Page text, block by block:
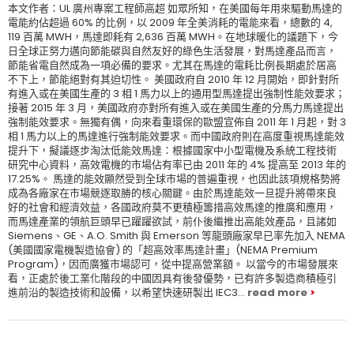
本文作者：UL 廣州專案工程師高超 如眾所知，在美國每年用來驅動馬達的
電能約佔超過 60% 的比例，以 2009 年全美消耗的電能來看，總數的 4,
119 百萬 MWH，馬達即耗有 2,636 百萬 MWH。在地球暖化的議題下，今
日全球正努力邁向節能碳與自然友好的綠色生活發展，對馬達產品而言，
節能省電自然成為一項必備的要求。尤其在馬達的電耗比例長期處於居高
不下上，節能絕對有其迫切性。 美國政府自 2010 年 12 月開始，即針對所
有進入或在美國生產的 3 相 1 馬力以上的通用型馬達提出強制性能效要求；
接著 2015 年 3 月，美國政府亦對所有進入或在美國生產的分馬力馬達提出
強制能效要求。無獨有偶，向來看重環保的歐盟宣佈自 2011 年 1 月起，對 3
相 1 馬力以上的馬達進行強制能效要求。而中國政府則在高度重視馬達能效
提升下，擬議逐步淘汰低能效馬達：根據國家中小型電機及系統工程技術
研究中心資料，高效電機的市場佔有率已由 2011 年的 4% 提高至 2013 年的
17.25%。 馬達的能效顯然受到全球市場的普遍重視，也因此該項規格勢將
成為各廠家在市場競逐取勝的核心關鍵。由於馬達能效一旦提升將帶來良
好的社會和經濟效益，各國政府莫不更積極籌措高效馬達的推廣和應用，
而馬達產業的領航巨頭早已躍躍欲試，前仆後繼推出高能效產品，且諸如
Siemens、GE、A.O. Smith 與 Emerson 等龍頭廠家早已率先加入 NEMA
(美國國家電機製造協會) 的「超高效率馬達計畫」(NEMA Premium
Program)，因而廣獲市場認可，從中提高營業額。 以當今的市場發展來
看，正處於後工業化階段的中國因具有後發優勢，已有許多製造商積極引
進前沿的製造技術和設備，以希望快速研製出 IEC3... read more